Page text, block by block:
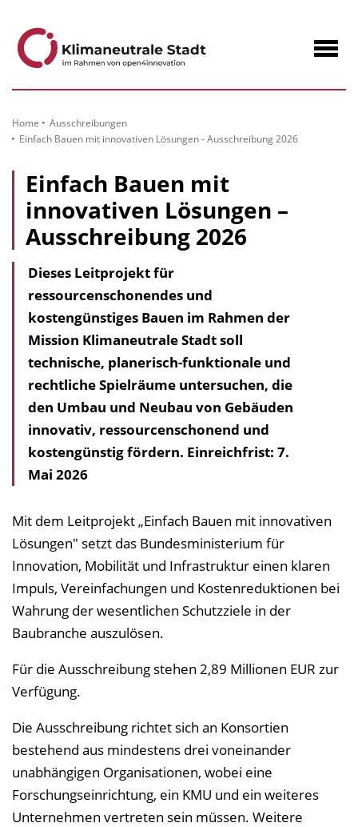
Home
Ausschreibungen
Einfach Bauen mit innovativen Lösungen - Ausschreibung 2026
Einfach Bauen mit
innovativen Lösungen –
Ausschreibung 2026
Dieses Leitprojekt für
ressourcenschonendes und
kostengünstiges Bauen im Rahmen der
Mission Klimaneutrale Stadt soll
technische, planerisch-funktionale und
rechtliche Spielräume untersuchen, die
den Umbau und Neubau von Gebäuden
innovativ, ressourcenschonend und
kostengünstig fördern. Einreichfrist: 7.
Mai 2026
Mit dem Leitprojekt „Einfach Bauen mit innovativen
Lösungen" setzt das Bundesministerium für
Innovation, Mobilität und Infrastruktur einen klaren
Impuls, Vereinfachungen und Kostenreduktionen bei
Wahrung der wesentlichen Schutzziele in der
Baubranche auszulösen.
Für die Ausschreibung stehen 2,89 Millionen EUR zur
Verfügung.
Die Ausschreibung richtet sich an Konsortien
bestehend aus mindestens drei voneinander
unabhängigen Organisationen, wobei eine
Forschungseinrichtung, ein KMU und ein weiteres
Unternehmen vertreten sein müssen. Weitere